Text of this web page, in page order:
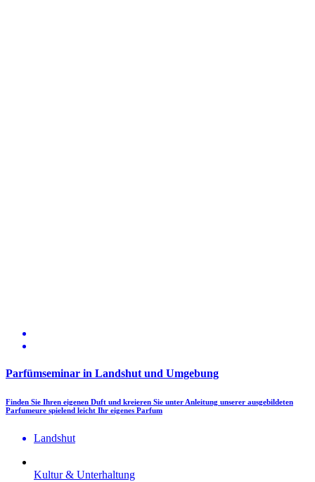
Parfümseminar in Landshut und Umgebung
Finden Sie Ihren eigenen Duft und kreieren Sie unter Anleitung unserer ausgebildeten
Parfumeure spielend leicht Ihr eigenes Parfum
Landshut
Kultur & Unterhaltung